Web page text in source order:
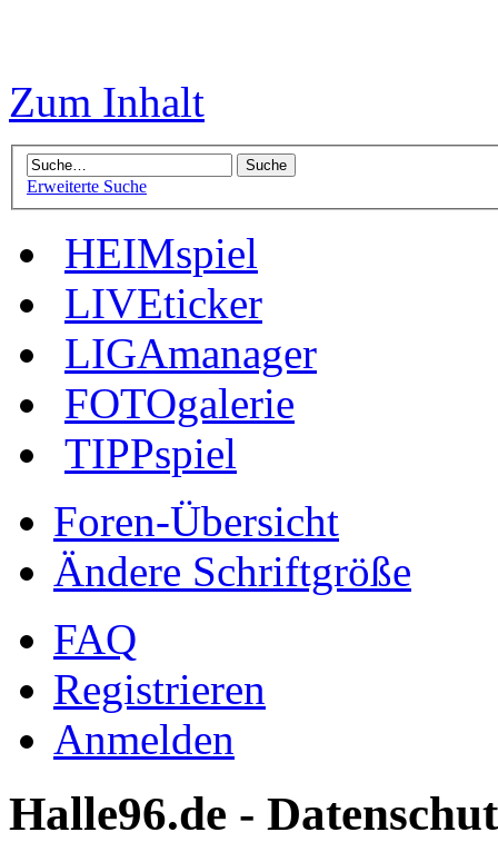
Zum Inhalt
Erweiterte Suche
HEIMspiel
LIVEticker
LIGAmanager
FOTOgalerie
TIPPspiel
Foren-Übersicht
Ändere Schriftgröße
FAQ
Registrieren
Anmelden
Halle96.de -